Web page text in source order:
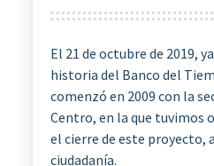
El 21 de octubre de 2019,
historia del Banco del
comenzó en 2009 con la
Centro, en la que tuvimos
el cierre de este proyecto,
ciudadanía.